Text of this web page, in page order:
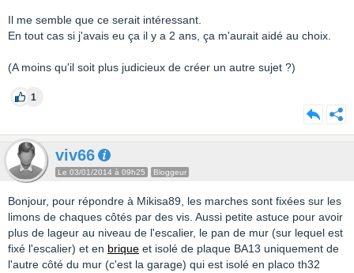
Il me semble que ce serait intéressant.
En tout cas si j'avais eu ça il y a 2 ans, ça m'aurait aidé au choix.
(A moins qu'il soit plus judicieux de créer un autre sujet ?)
1
viv66
Le 03/01/2014 à 09h25 Bloggeur
Bonjour, pour répondre à Mikisa89, les marches sont fixées sur les
limons de chaques côtés par des vis. Aussi petite astuce pour avoir
plus de lageur au niveau de l'escalier, le pan de mur (sur lequel est
fixé l'escalier) et en brique et isolé de plaque BA13 uniquement de
l'autre côté du mur (c'est la garage) qui est isolé en placo th32